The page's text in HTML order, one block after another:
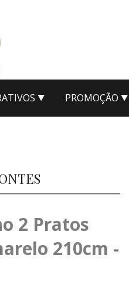
PROMOÇÃO
2 Pratos
210cm -